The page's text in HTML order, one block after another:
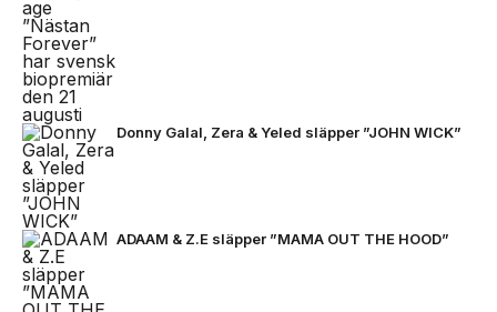
Donny Galal, Zera & Yeled släpper ”JOHN WICK”
ADAAM & Z.E släpper ”MAMA OUT THE HOOD”